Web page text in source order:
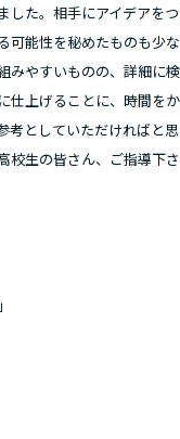
した。相手にアイデアを
能性を秘めたものも少
やすいものの、詳細に
仕上げることに、時間を
としていただければと思
生の皆さん、ご指導下